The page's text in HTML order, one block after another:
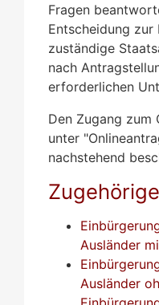
Fragen
Entscheidung
zuständige
nach
erforderlichen
Den Zugang zum
unter
nachstehend
Ausländer
Ausländer